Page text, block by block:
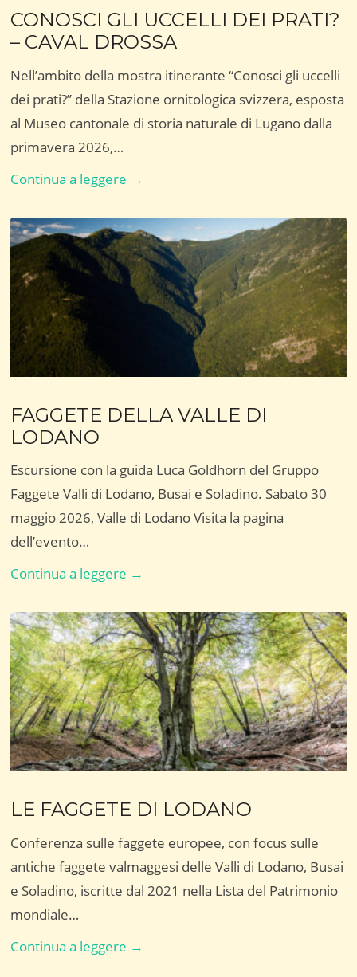
CONOSCI GLI UCCELLI DEI PRATI?
– CAVAL DROSSA
Nell’ambito della mostra itinerante “Conosci gli uccelli
dei prati?” della Stazione ornitologica svizzera, esposta
al Museo cantonale di storia naturale di Lugano dalla
primavera 2026,…
Continua a leggere →
UCCELLI
DEI
PRATI?
–
CAVAL
DROSSA
FAGGETE DELLA VALLE DI
LODANO
Escursione con la guida Luca Goldhorn del Gruppo
Faggete Valli di Lodano, Busai e Soladino. Sabato 30
maggio 2026, Valle di Lodano Visita la pagina
dell’evento…
Continua a leggere →
VALLE
DI
LODANO
LE FAGGETE DI LODANO
Conferenza sulle faggete europee, con focus sulle
antiche faggete valmaggesi delle Valli di Lodano, Busai
e Soladino, iscritte dal 2021 nella Lista del Patrimonio
mondiale…
Continua a leggere →